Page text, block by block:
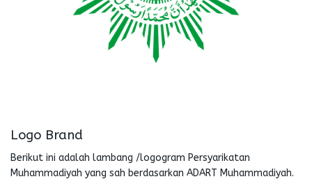
Logo Brand
Berikut ini adalah lambang /logogram Persyarikatan
Muhammadiyah yang sah berdasarkan ADART Muhammadiyah.